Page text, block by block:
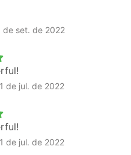
de set. de 2022
de jul. de 2022
de jul. de 2022